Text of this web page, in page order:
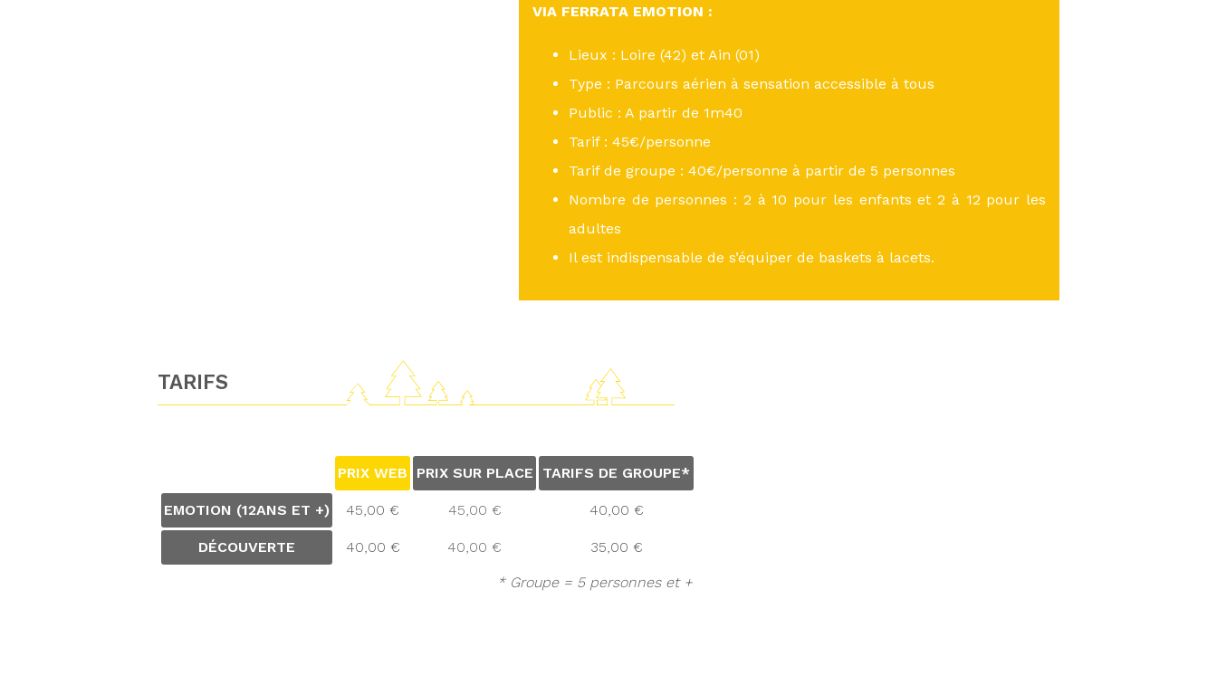
VIA FERRATA EMOTION :
Lieux : Loire (42) et Ain (01)
Type : Parcours aérien à sensation accessible à tous
Public : A partir de 1m40
Tarif : 45€/personne
Tarif de groupe : 40€/personne à partir de 5 personnes
Nombre de personnes : 2 à 10 pour les enfants et 2 à 12 pour les
adultes
Il est indispensable de s’équiper de baskets à lacets.
TARIFS
PRIX WEB PRIX SUR PLACE TARIFS DE GROUPE*
EMOTION (12ANS ET +) 45,00 € 45,00 € 40,00 €
DÉCOUVERTE 40,00 € 40,00 € 35,00 €
* Groupe = 5 personnes et +